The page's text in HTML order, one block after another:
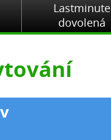
Lastminute
dovolená